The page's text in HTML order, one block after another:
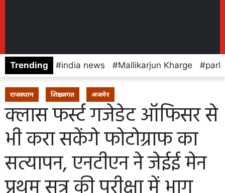
Trending india news Mallikarjun Kharge
राजस्थान शिक्षा जगत अजमेर
क्लास फर्स्ट गजेडेट ऑफिसर से
भी करा सकेंगे फोटोग्राफ का
सत्यापन, एनटीएन ने जेईई मेन